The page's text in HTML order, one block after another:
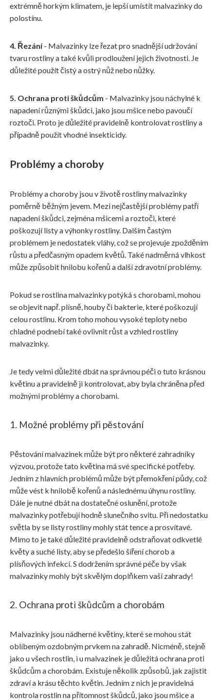
extrémně horkým klimatem, je lepší umístít malvazinky do
polostínu.
4. Řezání- Malvazinky lze řezat pro snadnější udržování
tvaru rostliny a také kvůli prodloužení jejich životnosti. Je
důležité použít čistý a ostrý nůž nebo nůžky.
5. Ochrana proti škůdcům - Malvazinky jsou náchylné k
napadení různými škůdci, jako jsou mšice nebo pavoučí
roztoči. Proto je důležité pravidelně kontrolovat rostliny a
případně použít vhodné insekticidy.
Problémy a choroby
Problémy a choroby jsou v životě rostliny malvazinky
poměrně běžným jevem. Mezi nejčastější problémy patří
napadení škůdci, zejména mšicemi a roztoči, které
poškozují listy a výhonky rostliny. Dalším častým
problémem je nedostatek vláhy, což se projevuje zpožděním
růstu a předčasným opadem květů. Také nadměrná vlhkost
může způsobit hnilobu kořenů a další zdravotní problémy.
Pokud se rostlina malvazinky potýká s chorobami, mohou
se objevit např. plísně, houby či bakterie, které poškozují
celou rostlinu. Krom toho mohou vysoké teploty nebo
chladné podnebí také ovlivnit růst a vzhled rostliny
malvazinky.
Je tedy velmi důležité dbát na správnou péči o tuto krásnou
květinu a pravidelně ji kontrolovat, aby byla chráněna před
možnými problémy a chorobami.
1. Možné problémy při pěstování
Pěstování malvazinek může být pro některé zahradníky
výzvou, protože tato květina má své specifické potřeby.
Jedním z hlavních problémů může být přemokření půdy, což
může vést k hnilobě kořenů a následnému úhynu rostliny.
Dále je nutné dbát na dostatečné oslunění, protože
malvazinky potřebují hodně slunečního svitu. Při nedostatku
světla by se listy rostliny mohly stát tence a prosvítavé.
Mimo to je také důležité pravidelně odstraňovat odkvetlé
květy a suché listy, aby se předešlo šíření chorob a
plísňových infekcí. S dodržením správné péče by však
malvazinky mohly být skvělým doplňkem vaší zahrady!
2. Ochrana proti škůdcům a chorobám
Malvazinky jsou nádherné květiny, které se mohou stát
oblíbeným ozdobným prvkem na zahradě. Nicméně, stejně
jako u všech rostlin, i u malvazinek je důležitá ochrana proti
škůdcům a chorobám. Existuje několik způsobů, jak zajistit
zdraví a krásu těchto květin. Jedním z nich je pravidelná
kontrola rostlin na přítomnost škůdců, jako jsou mšice a